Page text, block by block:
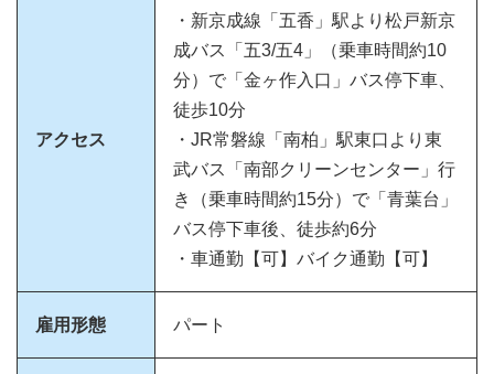
アクセス
・新京成線「五香」駅より松戸新京
成バス「五3/五4」（乗車時間約10
分）で「金ヶ作入口」バス停下車、
徒歩10分
・JR常磐線「南柏」駅東口より東
武バス「南部クリーンセンター」行
き（乗車時間約15分）で「青葉台」
バス停下車後、徒歩約6分
・車通勤【可】バイク通勤【可】
雇用形態 パート